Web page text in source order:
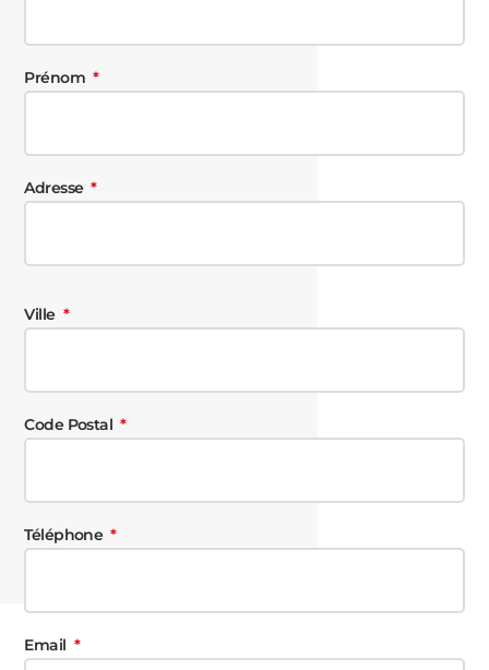
Prénom
Adresse
Ville
Code Postal
Téléphone
Email